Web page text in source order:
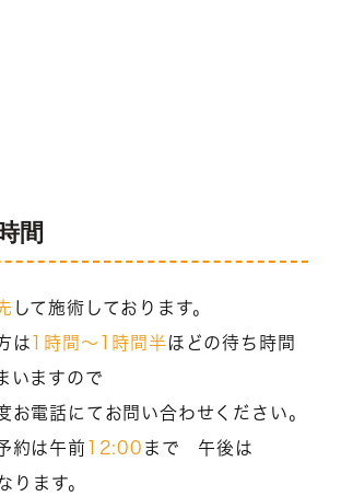
間
して施術しております。
は 1時間～1時間半ほどの待ち時間
いますので
お電話にてお問い合わせください。
約は午前 12:00 まで 午後は
ります。